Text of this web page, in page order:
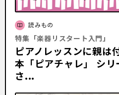
読みもの
特集「楽器リスタート入門」
ピアノレッスンに親
本「ピアチャレ」 シ
さ...